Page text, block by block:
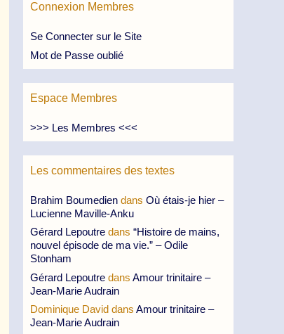
Connexion Membres
Se Connecter sur le Site
Mot de Passe oublié
Espace Membres
>>> Les Membres <<<
Les commentaires des textes
Brahim Boumedien dans Où étais-je hier –
Lucienne Maville-Anku
Gérard Lepoutre dans “Histoire de mains,
nouvel épisode de ma vie.” – Odile
Stonham
Gérard Lepoutre dans Amour trinitaire –
Jean-Marie Audrain
Dominique David dans Amour trinitaire –
Jean-Marie Audrain